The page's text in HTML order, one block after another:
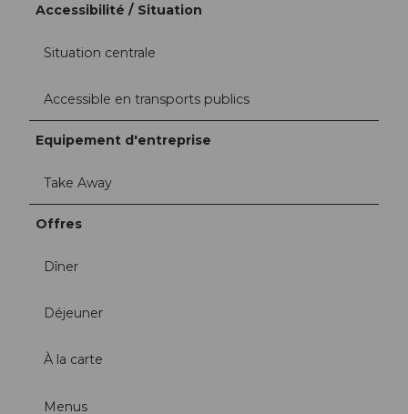
Accessibilité / Situation
Situation centrale
Accessible en transports publics
Equipement d'entreprise
Take Away
Offres
Dîner
Déjeuner
À la carte
Menus